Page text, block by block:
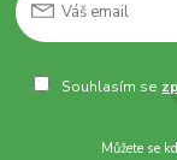
Souhlasím se
Můžete se